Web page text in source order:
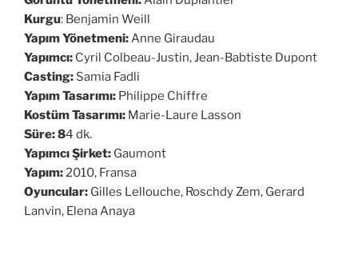
Kurgu: Benjamin Weill
Yapım Yönetmeni:Anne Giraudau
Yapımcı: Cyril Colbeau-Justin, Jean-Babtiste Dupont
Casting: Samia Fadli
Yapım Tasarımı: Philippe Chiffre
Kostüm Tasarımı: Marie-Laure Lasson
Süre: 84 dk.
Yapımcı Şirket: Gaumont
Yapım:2010, Fransa
Oyuncular: Gilles Lellouche, Roschdy Zem, Gerard
Lanvin, Elena Anaya